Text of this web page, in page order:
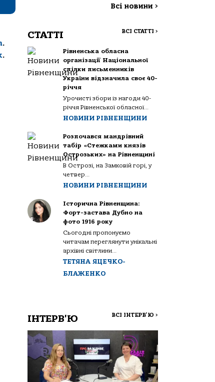
.
.
Всі новини >
СТАТТІ ВСІ СТАТТІ >
Рівненська обласна
організації Національної
спілки письменників
України відзначила своє 40-
річчя
Урочисті збори із нагоди 40-
річчя Рівненської обласної...
НОВИНИ РІВНЕНЩИНИ
Розпочався мандрівний
табір «Стежками князів
Острозьких» на Рівненщині
В Острозі, на Замковій горі, у
четвер...
НОВИНИ РІВНЕНЩИНИ
Історична Рівненщина:
Форт-застава Дубно на
фото 1916 року
Сьогодні пропонуємо
читачам переглянути унікальні
архівні світлини...
ТЕТЯНА ЯЦЕЧКО-
БЛАЖЕНКО
ІНТЕРВ'Ю ВСІ ІНТЕРВ'Ю >